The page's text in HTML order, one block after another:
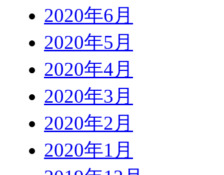
2020年6月
2020年5月
2020年4月
2020年3月
2020年2月
2020年1月